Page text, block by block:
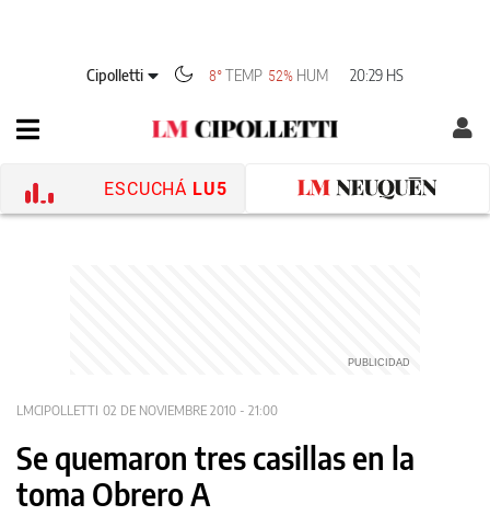
Cipolletti 8° TEMP 52% HUM 20:29 HS
ESCUCHÁ LU5
LMCIPOLLETTI 02 DE NOVIEMBRE 2010 - 21:00
Se quemaron tres casillas en la
toma Obrero A